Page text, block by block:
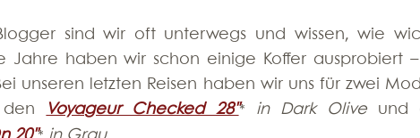
sind wir oft unterwegs und wissen, wie
Jahre haben wir schon einige Koffer ausprobiert
unseren letzten Reisen haben wir uns für zwei
den Voyageur Checked 28"* in Dark Olive